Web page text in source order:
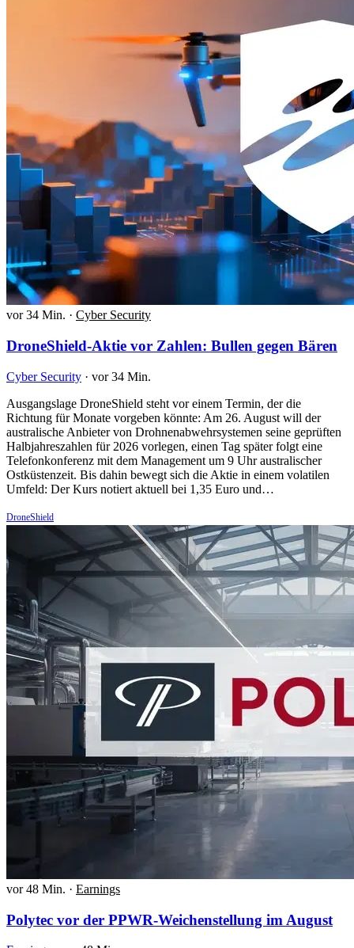
vor 34 Min. · Cyber Security
DroneShield-Aktie vor Zahlen: Bullen gegen Bären
Cyber Security · vor 34 Min.
Ausgangslage DroneShield steht vor einem Termin, der die
Richtung für Monate vorgeben könnte: Am 26. August will der
australische Anbieter von Drohnenabwehrsystemen seine geprüften
Halbjahreszahlen für 2026 vorlegen, einen Tag später folgt eine
Telefonkonferenz mit dem Management um 9 Uhr australischer
Ostküstenzeit. Bis dahin bewegt sich die Aktie in einem volatilen
Umfeld: Der Kurs notiert aktuell bei 1,35 Euro und…
DroneShield
vor 48 Min. · Earnings
Polytec vor der PPWR-Weichenstellung im August